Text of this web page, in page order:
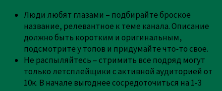
Люди любят глазами – подбирайте броское
название, релевантное к теме канала. Описание
должно быть коротким и оригинальным,
подсмотрите у топов и придумайте что-то свое.
Не распыляйтесь – стримить все подряд могут
только летсплейщики с активной аудиторией от
10к. В начале выгоднее сосредоточиться на 1-3